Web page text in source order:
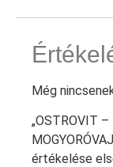
Még
„OSTROVIT
értékelése